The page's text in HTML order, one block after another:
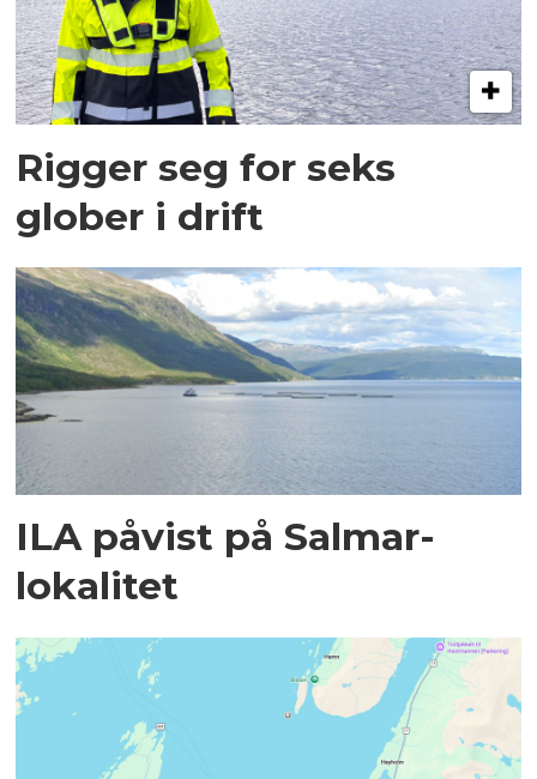
Rigger seg for seks
glober i drift
ILA påvist på Salmar-
lokalitet